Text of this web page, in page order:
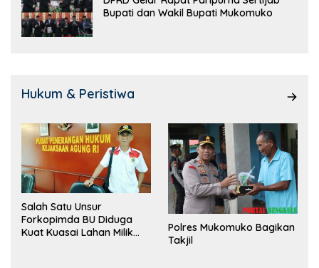
Bupati dan Wakil Bupati Mukomuko
Hukum & Peristiwa
Salah Satu Unsur
Forkopimda BU Diduga
Kuat Kuasai Lahan Milik
Polres Mukomuko Bagikan
Takjil